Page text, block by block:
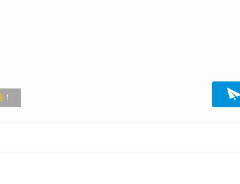
！